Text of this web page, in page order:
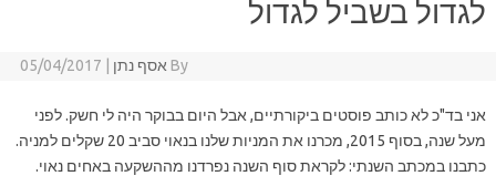
לגדול בשביל לגדול
By אסף נתן 05/04/2017
אני בד"כ לא כותב פוסטים ביקורתיים, אבל היום בבוקר היה לי חשק. לפני
מעל שנה, בסוף 2015, מכרנו את המניות שלנו בנאוי סביב 20 שקלים למניה.
כתבנו במכתב השנתי: לקראת סוף השנה נפרדנו מההשקעה באחים נאוי.